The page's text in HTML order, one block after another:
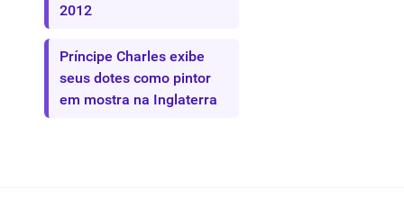
2012
Príncipe Charles exibe
seus dotes como pintor
em mostra na Inglaterra